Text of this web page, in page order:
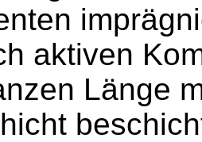
aktiven
Länge